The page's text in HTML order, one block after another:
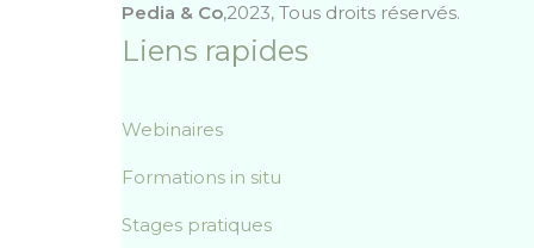
Pedia & Co,2023, Tous droits réservés.
Liens rapides
Webinaires
Formations in situ
Stages pratiques